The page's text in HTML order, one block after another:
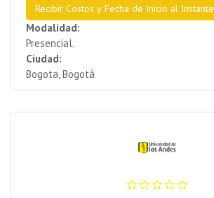
Recibir Costos y Fecha de Inicio al Instante
Modalidad:
Presencial.
Ciudad:
Bogota, Bogotá